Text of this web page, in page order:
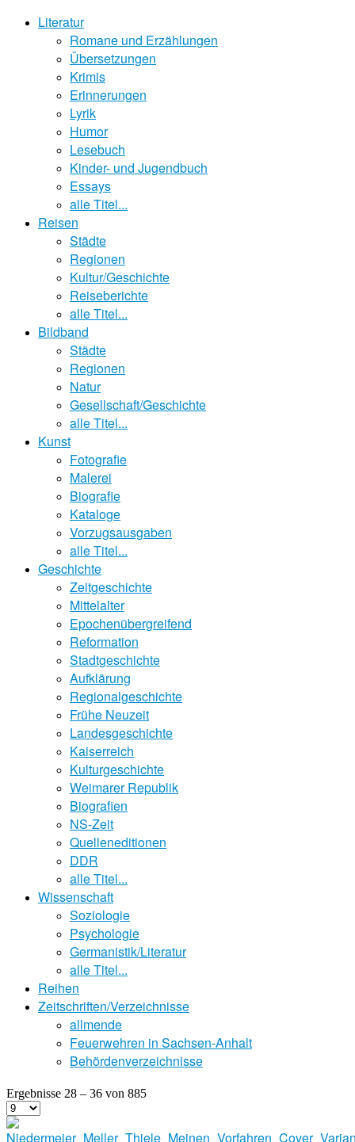
Literatur
Romane und Erzählungen
Übersetzungen
Krimis
Erinnerungen
Lyrik
Humor
Lesebuch
Kinder- und Jugendbuch
Essays
alle Titel...
Reisen
Städte
Regionen
Kultur/Geschichte
Reiseberichte
alle Titel...
Bildband
Städte
Regionen
Natur
Gesellschaft/Geschichte
alle Titel...
Kunst
Fotografie
Malerei
Biografie
Kataloge
Vorzugsausgaben
alle Titel...
Geschichte
Zeitgeschichte
Mittelalter
Epochenübergreifend
Reformation
Stadtgeschichte
Aufklärung
Regionalgeschichte
Frühe Neuzeit
Landesgeschichte
Kaiserreich
Kulturgeschichte
Weimarer Republik
Biografien
NS-Zeit
Quelleneditionen
DDR
alle Titel...
Wissenschaft
Soziologie
Psychologie
Germanistik/Literatur
alle Titel...
Reihen
Zeitschriften/Verzeichnisse
allmende
Feuerwehren in Sachsen-Anhalt
Behördenverzeichnisse
Ergebnisse 28 – 36 von 885